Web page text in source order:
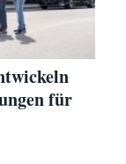
für